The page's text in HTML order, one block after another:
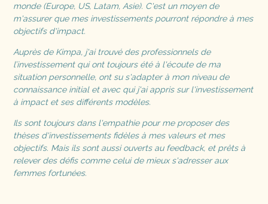
monde (Europe, US, Latam, Asie). C'est un moyen de
m'assurer que mes investissements pourront répondre à mes
objectifs d'impact.
Auprès de Kimpa, j'ai trouvé des professionnels de
l’investissement qui ont toujours été à l'écoute de ma
situation personnelle, ont su s'adapter à mon niveau de
connaissance initial et avec qui j'ai appris sur l'investissement
à impact et ses différents modèles.
Ils sont toujours dans l'empathie pour me proposer des
thèses d'investissements fidèles à mes valeurs et mes
objectifs. Mais ils sont aussi ouverts au feedback, et prêts à
relever des défis comme celui de mieux s'adresser aux
femmes fortunées.